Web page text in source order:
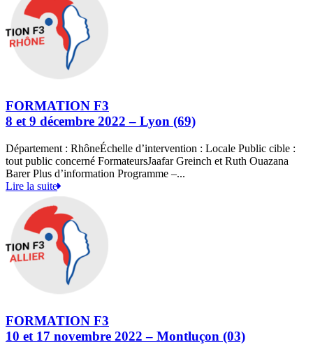
FORMATION F3
8 et 9 décembre 2022 – Lyon (69)
Département : RhôneÉchelle d’intervention : Locale Public cible :
tout public concerné FormateursJaafar Greinch et Ruth Ouazana
Barer Plus d’information Programme –...
Lire la suite
FORMATION F3
10 et 17 novembre 2022 – Montluçon (03)